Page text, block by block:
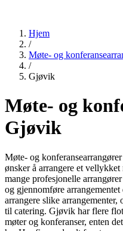
Hjem
/
Møte- og
/
Gjøvik
Møte- og
Gjøvik
Møte- og
ønsker å arrangere et
mange profesjonelle
og gjennomføre
arrangere slike
til catering. Gjøvik har flere
møter og konferanser, enten